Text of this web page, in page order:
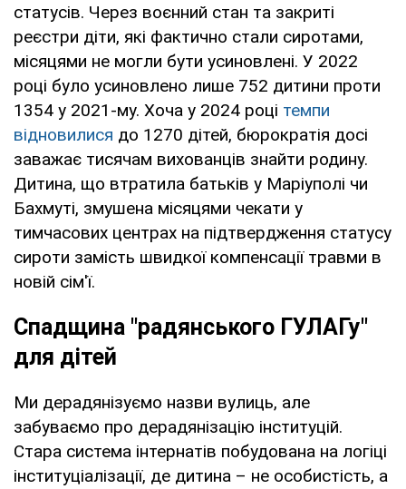
статусів. Через воєнний стан та закриті
реєстри діти, які фактично стали сиротами,
місяцями не могли бути усиновлені. У 2022
році було усиновлено лише 752 дитини проти
1354 у 2021-му. Хоча у 2024 році темпи
відновилися до 1270 дітей, бюрократія досі
заважає тисячам вихованців знайти родину.
Дитина, що втратила батьків у Маріуполі чи
Бахмуті, змушена місяцями чекати у
тимчасових центрах на підтвердження статусу
сироти замість швидкої компенсації травми в
новій сім'ї.
Спадщина "радянського ГУЛАГу"
для дітей
Ми дерадянізуємо назви вулиць, але
забуваємо про дерадянізацію інституцій.
Стара система інтернатів побудована на логіці
інституціалізації, де дитина – не особистість, а